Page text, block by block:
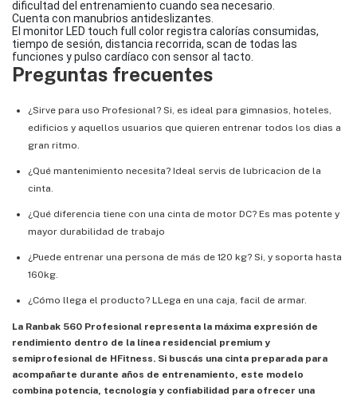
dificultad del entrenamiento cuando sea necesario.
Cuenta con manubrios antideslizantes.
El monitor LED touch full color registra calorías consumidas,
tiempo de sesión, distancia recorrida, scan de todas las
funciones y pulso cardíaco con sensor al tacto.
Preguntas frecuentes
¿Sirve para uso Profesional? Si, es ideal para gimnasios, hoteles,
edificios y aquellos usuarios que quieren entrenar todos los dias a
gran ritmo.
¿Qué mantenimiento necesita? Ideal servis de lubricacion de la
cinta.
¿Qué diferencia tiene con una cinta de motor DC? Es mas potente y
mayor durabilidad de trabajo
¿Puede entrenar una persona de más de 120 kg? Si, y soporta hasta
160kg.
¿Cómo llega el producto? LLega en una caja, facil de armar.
La Ranbak 560 Profesional representa la máxima expresión de
rendimiento dentro de la línea residencial premium y
semiprofesional de HFitness. Si buscás una cinta preparada para
acompañarte durante años de entrenamiento, este modelo
combina potencia, tecnología y confiabilidad para ofrecer una